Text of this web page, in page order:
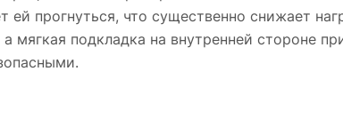
прогнуться, что существенно снижает
подкладка на внутренней стороне